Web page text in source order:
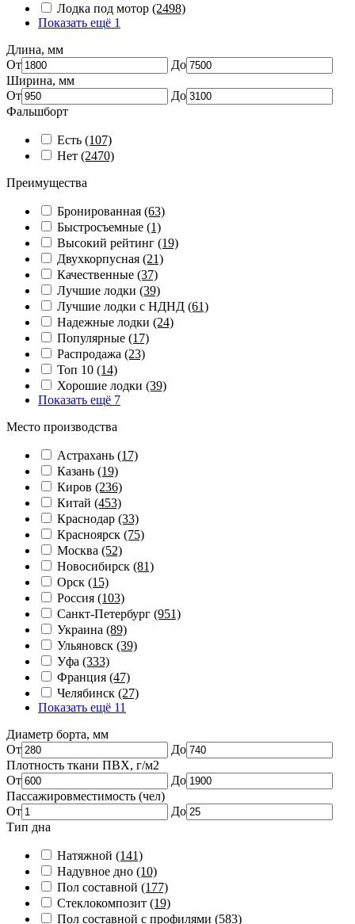
Лодка под мотор (2498)
Показать ещё 1
Длина, мм
От
До
Ширина, мм
От
До
Фальшборт
Есть (107)
Нет (2470)
Преимущества
Бронированная (63)
Быстросъемные (1)
Высокий рейтинг (19)
Двухкорпусная (21)
Качественные (37)
Лучшие лодки (39)
Лучшие лодки с НДНД (61)
Надежные лодки (24)
Популярные (17)
Распродажа (23)
Топ 10 (14)
Хорошие лодки (39)
Показать ещё 7
Место производства
Астрахань (17)
Казань (19)
Киров (236)
Китай (453)
Краснодар (33)
Красноярск (75)
Москва (52)
Новосибирск (81)
Орск (15)
Россия (103)
Санкт-Петербург (951)
Украина (89)
Ульяновск (39)
Уфа (333)
Франция (47)
Челябинск (27)
Показать ещё 11
Диаметр борта, мм
От
До
Плотность ткани ПВХ, г/м2
От
До
Пассажировместимость (чел)
От
До
Тип дна
Натяжной (141)
Надувное дно (10)
Пол составной (177)
Стеклокомпозит (19)
Пол составной с профилями (583)